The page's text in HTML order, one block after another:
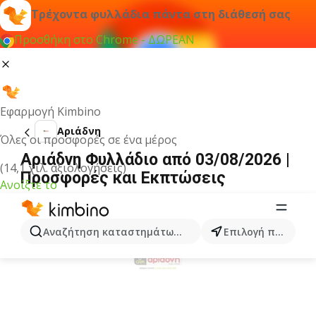
Τρέχοντα φυλλάδια πάντα στη διάθεσή σας
Προσθήκη στο Chrome - ΔΩΡΕΑΝ
Εφαρμογή Kimbino
Όλες οι προσφορές σε ένα μέρος
(14,1 χιλ. αξιολογήσεις)
Ανοίξτε το
Αναζήτηση καταστημάτων, κατηγοριών, προϊόντων...
Επιλογή πόλης
Αριάδνη
Αριάδνη Φυλλάδιο από 03/08/2026 |
Προσφορές και Εκπτώσεις